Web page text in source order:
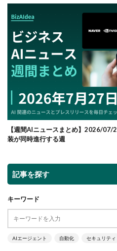
【週間AIニュースまとめ】2026/
装が同時進行する週
記事を探す
キーワード
AIエージェント 自動化 セキュリティ